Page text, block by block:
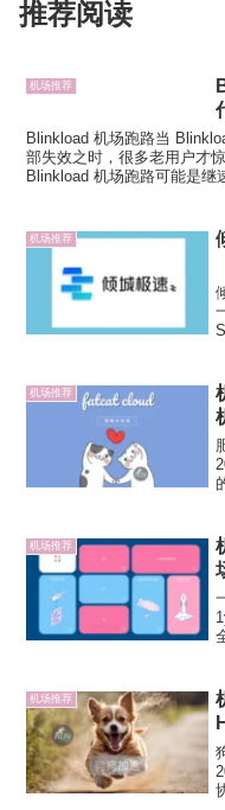
推荐阅读
机场推荐
Blinkload 机场跑路当
部失效之时，很多老用户才
Blinkload 机场跑路可能是继
机场推荐
机场推荐
机场推荐
机场推荐